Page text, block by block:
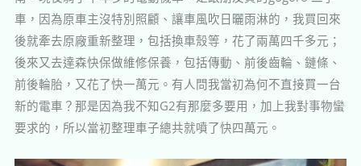
車，因為原車主沒特別照顧、讓車風吹日曬雨淋的，我買回來
後就牽去原廠重新整理，包括換車殼等，花了兩萬四千多元；
後來又去達森快保做維修保養，包括傳動、前後齒輪、鏈條、
前後輪胎，又花了快一萬元。有人問我當初為何不直接買一台
新的電車？那是因為我不知G2有那麼多要用，加上我對事物蠻
要求的，所以當初整理車子總共就噴了快四萬元。